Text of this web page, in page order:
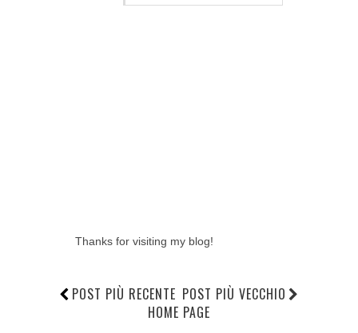
Thanks for visiting my blog!
POST PIÙ RECENTE POST PIÙ VECCHIO
HOME PAGE